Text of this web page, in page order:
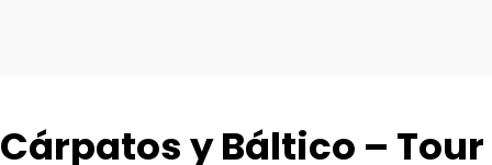
Cárpatos y Báltico –